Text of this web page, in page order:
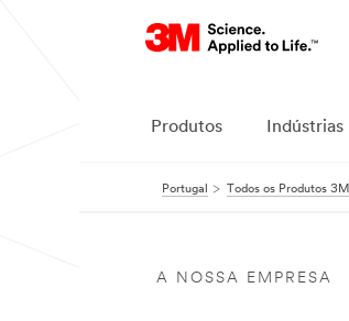
Produtos Indústrias
Portugal Todos os Produtos 3M
A NOSSA EMPRESA